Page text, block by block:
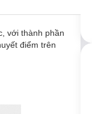
với thành phần
điểm trên